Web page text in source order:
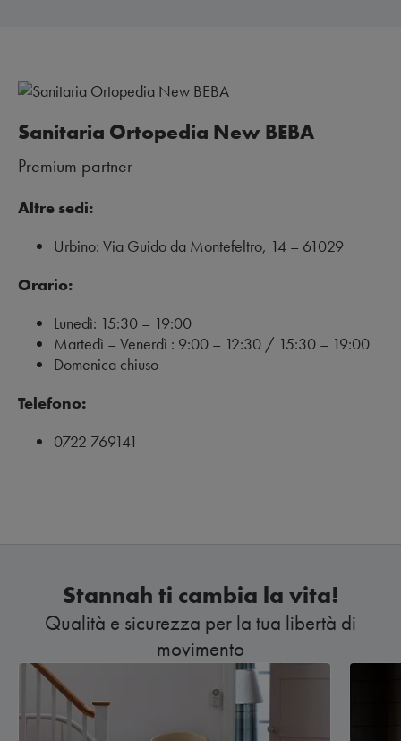
Sanitaria Ortopedia New BEBA
Premium partner
Altre sedi:
Urbino: Via Guido da Montefeltro, 14 – 61029
Orario:
Lunedì: 15:30 – 19:00
Martedì – Venerdì : 9:00 – 12:30 / 15:30 – 19:00
Domenica chiuso
Telefono:
0722 769141
Stannah ti cambia la vita!
Qualità e sicurezza per la tua libertà di
movimento